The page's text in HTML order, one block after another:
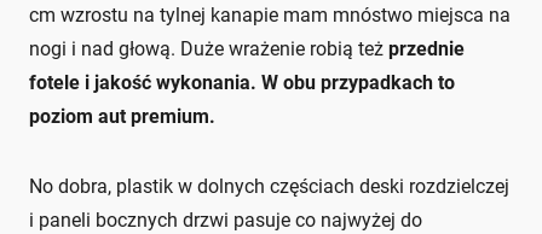
cm wzrostu na tylnej kanapie mam mnóstwo miejsca na
nogi i nad głową. Duże wrażenie robią też przednie
fotele i jakość wykonania. W obu przypadkach to
poziom aut premium.
No dobra, plastik w dolnych częściach deski rozdzielczej
i paneli bocznych drzwi pasuje co najwyżej do